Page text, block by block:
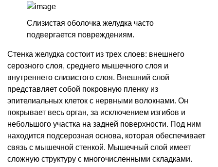
Слизистая оболочка желудка часто
подвергается повреждениям.
Стенка желудка состоит из трех слоев: внешнего
серозного слоя, среднего мышечного слоя и
внутреннего слизистого слоя. Внешний слой
представляет собой покровную пленку из
эпителиальных клеток с нервными волокнами. Он
покрывает весь орган, за исключением изгибов и
небольшого участка на задней поверхности. Под ним
находится подсерозная основа, которая обеспечивает
связь с мышечной стенкой. Мышечный слой имеет
сложную структуру с многочисленными складками.